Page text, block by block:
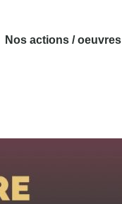
Nos actions / oeuvres